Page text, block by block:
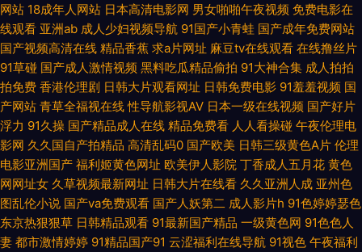
AV成人大黄色 国产免费情爱视频 欧美图色10p 午夜三级网站 91污秽网站 超
碰97综合在线 韩国A片无码 免费看片91n 人人艹人人摸 深夜久久麻豆精品
自拍成人传媒 99热蜜桃无码 第一福利 久久国产草 日韩色图导航 午夜无码导
航 91极速视频 www快播 精品久久九九 天堂av影院 97人人操在线 国产色A
97草人人草 国产精品毛片 久久国产久久 日本女人逼 五月丁香综合网 91大家
都在搜 www日日 国产精品美女av 伦理片三级伦理 色五月丁香综合网 91大
网站 18成年人网站 日本高清电影网 男女啪啪午夜视频 免费电影在
线观看 亚洲ab 成人少妇视频导航 91国产小青蛙 国产成年免费网站
国产视频高清在线 精品香蕉 求a片网址 麻豆tv在线观看 在线撸丝片
91草碰 国产成人激情视频 黑料吃瓜精品偷拍 91大神合集 成人拍拍
拍免费 香港伦理剧 日韩大片观看网址 日韩免费电影 91羞羞视频 国
产网站 青草全福视在线 性导航影视AV 日本一级在线视频 国产好片
浮力 91久操 国产精品成人在线 精品免费看 人人看操碰 午夜伦理电
影网 久久国自产拍精品 高清乱码0 国产欧美 日韩三级黄色A片 伦理
电影亚洲国产 福利姬黄色网址 欧美伊人影院 丁香成人五月花 黄色
网网址女 久草视频最新网址 日韩大片在线看 久久亚洲人成 亚州色
图乱伦小说 国产va免费观看 国产人妖第二 成人影片h 91色婷婷瑟色
东京热狠狠草 日韩精品观看 91最新国产精品 一级黄色网 91色色人
妻 都市激情婷婷 91精品国产91 云涩福利在线导航 91视色 午夜福利